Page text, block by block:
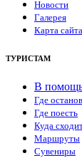
Новости
Галерея
Карта сайта
ТУРИСТАМ
В
Где
Где поесть
Куда
Маршруты
Сувениры